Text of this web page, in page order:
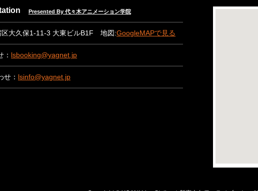
Presented By 代々木アニメーション学院
区大久保1-11-3 大東ビルB1F 地図:GoogleMAPで見る
： lsbooking@yagnet.jp
せ： lsinfo@yagnet.jp